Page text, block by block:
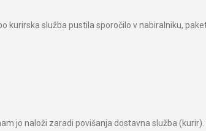
kurirska služba pustila sporočilo v nabiralniku,
jo naloži zaradi povišanja dostavna služba